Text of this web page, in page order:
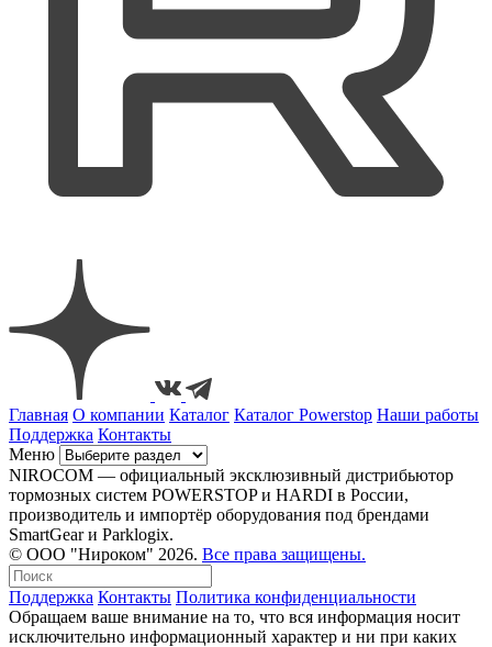
Главная О компании Каталог Каталог Powerstop Наши работы
Поддержка Контакты
Меню
NIROCOM — официальный эксклюзивный дистрибьютор
тормозных систем POWERSTOP и HARDI в России,
производитель и импортёр оборудования под брендами
SmartGear и Parklogix.
© ООО "Нироком" 2026. Все права защищены.
Поддержка Контакты Политика конфиденциальности
Обращаем ваше внимание на то, что вся информация носит
исключительно информационный характер и ни при каких